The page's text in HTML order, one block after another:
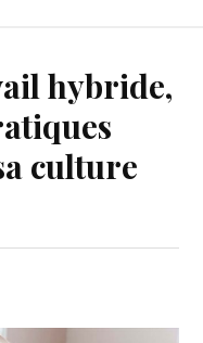
hybride,
culture